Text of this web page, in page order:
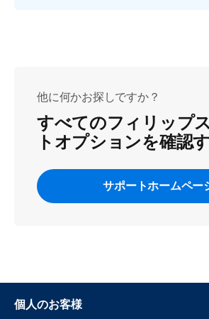
他に何かお探しですか？
すべてのフィリップ
トオプションを確認
サポートホームペー
個人のお客様